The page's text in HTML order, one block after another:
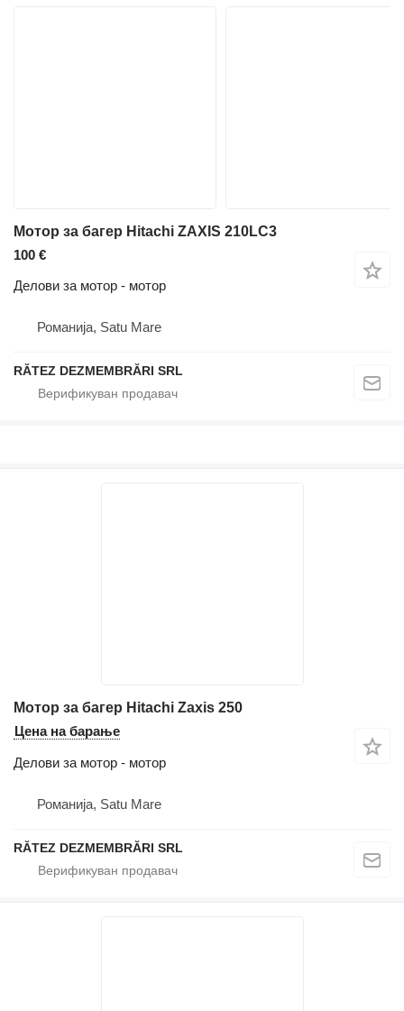
Мотор за багер Hitachi ZAXIS 210LC3
100 €
Делови за мотор - мотор
Романија, Satu Mare
RĂTEZ DEZMEMBRĂRI SRL
Мотор за багер Hitachi Zaxis 250
Цена на барање
Делови за мотор - мотор
Романија, Satu Mare
RĂTEZ DEZMEMBRĂRI SRL